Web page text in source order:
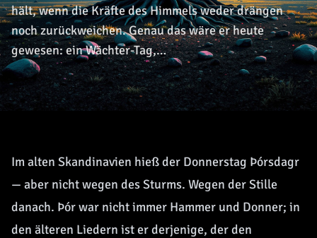
hält, wenn die Kräfte des Himmels weder drängen
noch zurückweichen. Genau das wäre er heute
gewesen: ein Wächter-Tag,…
Im alten Skandinavien hieß der Donnerstag Þórsdagr
— aber nicht wegen des Sturms. Wegen der Stille
danach. Þór war nicht immer Hammer und Donner; in
den älteren Liedern ist er derjenige, der den